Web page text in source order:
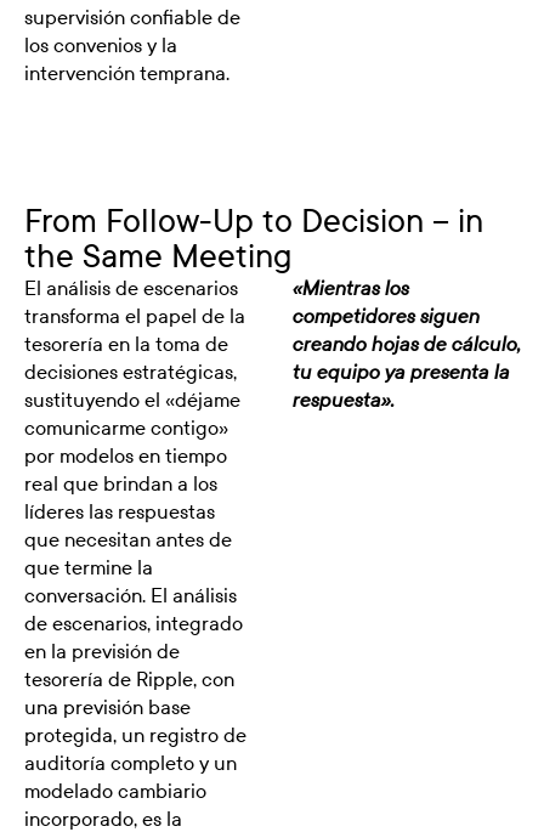
supervisión confiable de
los convenios y la
intervención temprana.
From Follow-Up to Decision -- in
the Same Meeting
El análisis de escenarios
transforma el papel de la
tesorería en la toma de
decisiones estratégicas,
sustituyendo el «déjame
comunicarme contigo»
por modelos en tiempo
real que brindan a los
líderes las respuestas
que necesitan antes de
que termine la
conversación. El análisis
de escenarios, integrado
en la previsión de
tesorería de Ripple, con
una previsión base
protegida, un registro de
auditoría completo y un
modelado cambiario
incorporado, es la
«Mientras los
competidores siguen
creando hojas de cálculo,
tu equipo ya presenta la
respuesta».